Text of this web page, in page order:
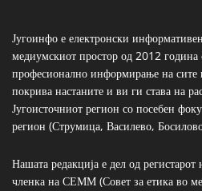
Југоинфо е електронски
медиумскиот простор од 2012
професионално информирање на сите
покрива настаните и ви ги става на
Југоисточниот регион со посебен
регион (Струмица, Василево,
Нашата редакција е дел од
членка на СЕММ (Совет за етика во